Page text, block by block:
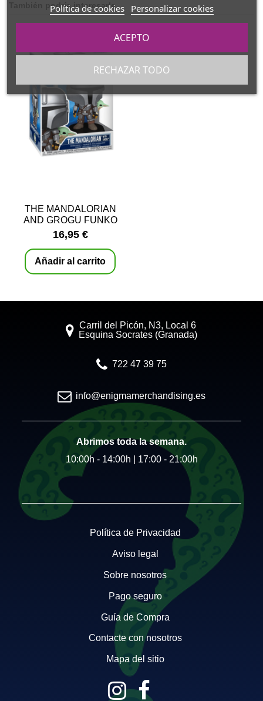
También podría interesarle
THE MANDALORIAN
AND GROGU FUNKO
POP! 818
16,95 €
Añadir al carrito
Carril del Picón, N3, Local 6
Esquina Socrates (Granada)
722 47 39 75
info@enigmamerchandising.es
Abrimos toda la semana.
10:00h - 14:00h | 17:00 - 21:00h
Política de Privacidad
Aviso legal
Sobre nosotros
Pago seguro
Guía de Compra
Contacte con nosotros
Mapa del sitio
Política de cookies Personalizar cookies
RECHAZAR TODO
ACEPTO